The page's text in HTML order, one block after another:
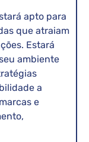
apto para
que atraiam
Estará
ambiente
a
e